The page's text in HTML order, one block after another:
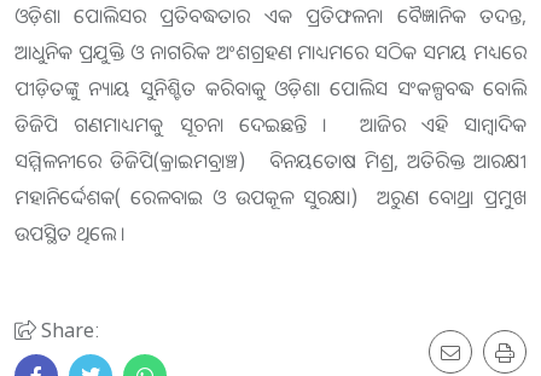
ଓଡ଼ିଶା ପୋଲିସର ପ୍ରତିବଦ୍ଧତାର ଏକ ପ୍ରତିଫଳନ। ବୈଜ୍ଞାନିକ ତଦନ୍ତ,
ଆଧୁନିକ ପ୍ରଯୁକ୍ତି ଓ ନାଗରିକ ଅଂଶଗ୍ରହଣ ମାଧ୍ୟମରେ ସଠିକ ସମୟ ମଧ୍ୟରେ
ପୀଡ଼ିତଙ୍କୁ ନ୍ୟାୟ ସୁନିଶ୍ଚିତ କରିବାକୁ ଓଡ଼ିଶା ପୋଲିସ ସଂକଳ୍ପବଦ୍ଧ ବୋଲି
ଡିଜିପି ଗଣମାଧ୍ୟମକୁ ସୂଚନା ଦେଇଛନ୍ତି । ଆଜିର ଏହି ସାମ୍ବାଦିକ
ସମ୍ମିଳନୀରେ ଡିଜିପି(କ୍ରାଇମବ୍ରାଞ୍ଚ) ବିନୟତୋଷ ମିଶ୍ର, ଅତିରିକ୍ତ ଆରକ୍ଷୀ
ମହାନିର୍ଦ୍ଦେଶକ( ରେଳବାଇ ଓ ଉପକୂଳ ସୁରକ୍ଷା) ଅରୁଣ ବୋଥ୍ରା ପ୍ରମୁଖ
ଉପସ୍ଥିତ ଥିଲେ ।
Share: